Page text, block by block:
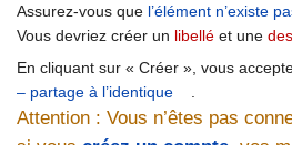
Sauter
à
la
navigation
Sauter
à
la
recherche
Assurez-vous que l’élément n’existe
Vous devriez créer un libellé et une
En cliquant sur « Créer », vous
– partage à l’identique
.
Attention : Vous n’êtes pas